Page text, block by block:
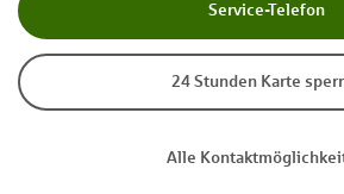
Service-Telefon
24 Stunden Karte
Alle